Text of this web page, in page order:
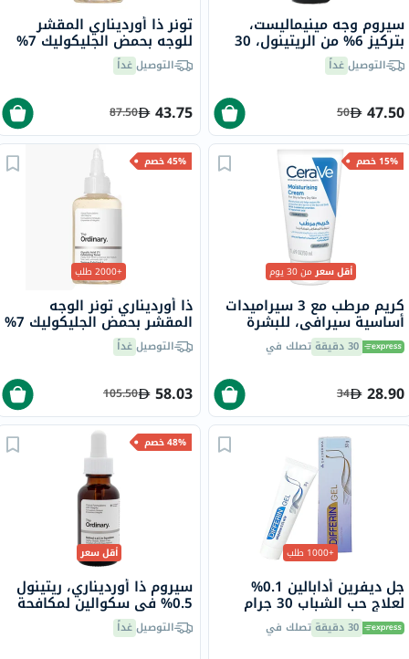
سيروم وجه مينيماليست،
بتركيز 6% من الريتينول، 30
ملالتوصيلغداً
47.50
50
تونر ذا أورديناري المقشر
للوجه بحمض الجليكوليك 7%
لتوحيد لون البشرة 100 مل
التوصيلغداً
43.75
87.50
15% خصم
أقل سعرمن 30 يوم
كريم مرطب مع 3 سيراميدات
أساسية سيرافي، للبشرة
الجافة، 50 جرام30 دقيقة تصلك في
28.90
34
45% خصم
+2000 طلب
ذا أورديناري تونر الوجه
المقشر بحمض الجليكوليك 7%
لتوحيد لون البشرة 240 مل
التوصيلغداً
58.03
105.50
+1000 طلب
جل ديفرين أدابالين 0.1%
لعلاج حب الشباب 30 جرام
30 دقيقة تصلك في
48% خصم
أقل سعر
سيروم ذا أورديناري، ريتينول
0.5% في سكوالين لمكافحة
ملالتوصيلغداً